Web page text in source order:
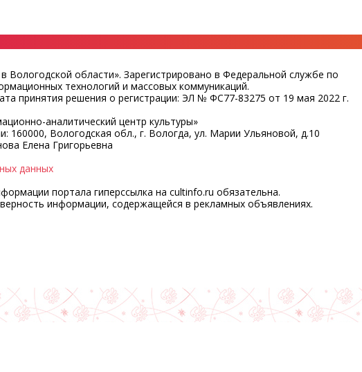
Вологодской области». Зарегистрировано в Федеральной службе по
технологий и массовых коммуникаций.
принятия решения о регистрации: ЭЛ № ФС77-83275 от 19 мая 2022 г.
аналитический центр культуры»
160000, Вологодская обл., г. Вологда, ул. Марии Ульяновой, д.10
Елена Григорьевна
данных
портала гиперссылка на cultinfo.ru обязательна.
информации, содержащейся в рекламных объявлениях.